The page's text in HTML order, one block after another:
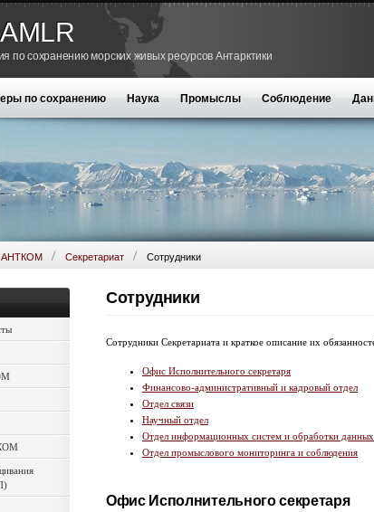
по сохранению морских живых ресурсов Антарктики
по сохранению Наука Промыслы Соблюдение
Секретариат Сотрудники
Сотрудники
Сотрудники Секретариата и краткое описание их
Офис Исполнительного секретаря
Финансово-административный и кадровый отдел
Отдел связи
Научный отдел
Отдел информационных систем и обработки данных
Отдел промыслового мониторинга и соблюдения
Офис Исполнительного секретаря